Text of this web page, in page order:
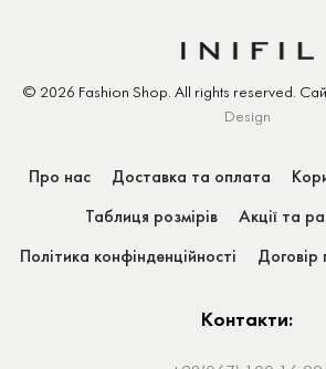
© 2026 Fashion Shop. All rights reserved.
Design
Про нас Доставка та оплата
Таблиця розмірів Акції та
Політика конфінденційності Договір
Контакти: